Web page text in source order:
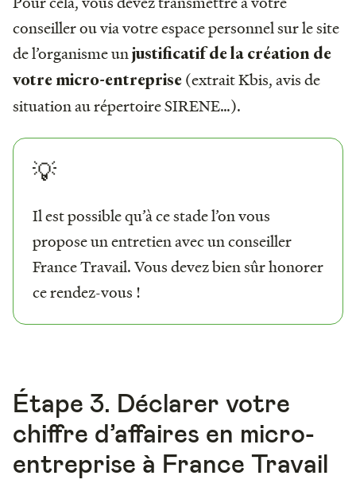
conseiller ou via votre espace personnel sur le site
de l’organisme unjustificatif de la création de
votre micro-entreprise (extrait Kbis, avis de
situation au répertoire SIRENE…).
💡
Il est possible qu’à ce stade l’on vous
propose un entretien avec un conseiller
France Travail. Vous devez bien sûr honorer
ce rendez-vous !
Étape 3. Déclarer votre
chiffre d’affaires en micro-
entreprise à France Travail